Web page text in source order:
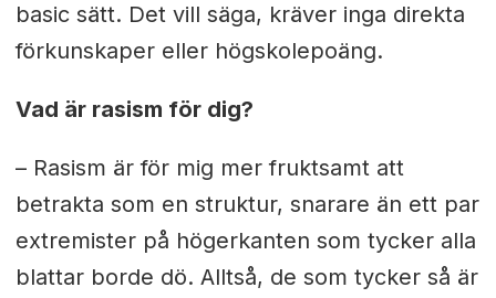
basic sätt. Det vill säga, kräver inga direkta
förkunskaper eller högskolepoäng.
Vad är rasism för dig?
– Rasism är för mig mer fruktsamt att
betrakta som en struktur, snarare än ett par
extremister på högerkanten som tycker alla
blattar borde dö. Alltså, de som tycker så är